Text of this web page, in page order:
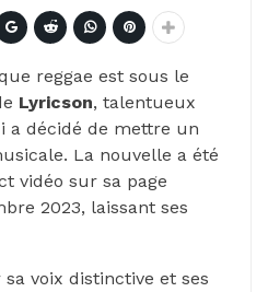
reggae est sous le
Lyricson, talentueux
a décidé de mettre un
La nouvelle a été
vidéo sur sa page
2023, laissant ses
voix distinctive et ses